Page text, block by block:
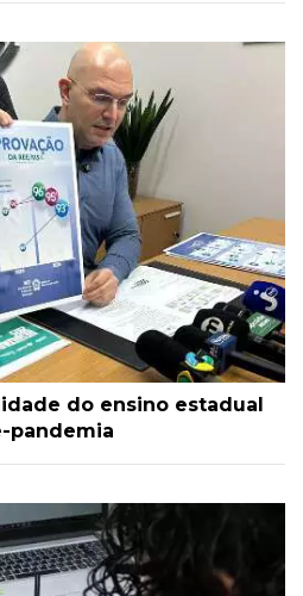
do ensino estadual
pandemia